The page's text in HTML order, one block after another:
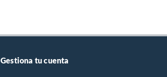
Gestiona tu cuenta